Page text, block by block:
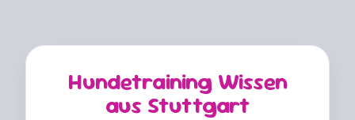
Hundetraining Wissen
aus Stuttgart